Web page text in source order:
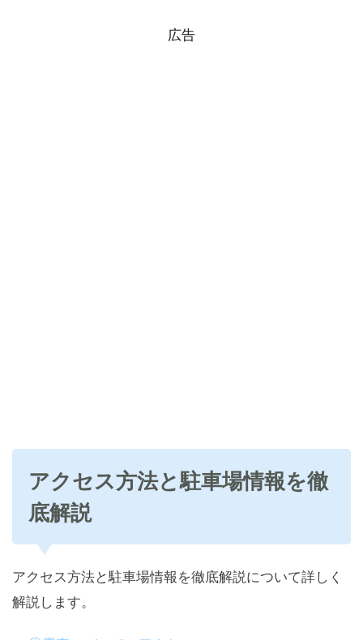
広告
アクセス方法と駐車場情報を徹
底解説
アクセス方法と駐車場情報を徹底解説について詳しく
解説します。